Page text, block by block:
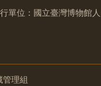
單位：國立臺灣博物館
理組